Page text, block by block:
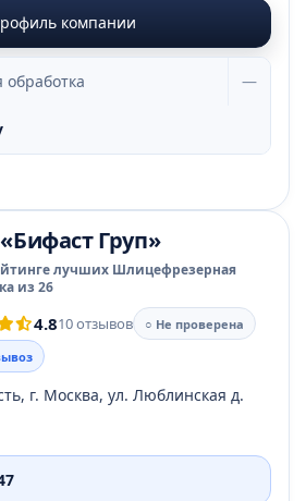
компании
—
Груп»
лучших Шлицефрезерная
из 26
4.810 отзывов
○ Не проверена
г. Москва, ул. Люблинская д.